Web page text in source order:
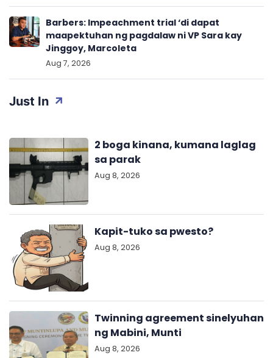
Just In
2 boga kinana, kumana laglag
sa parak
Aug 8, 2026
Kapit-tuko sa pwesto?
Aug 8, 2026
Twinning agreement sinelyuhan
ng Mabini, Munti
Aug 8, 2026
Barbers: Impeachment trial ‘di dapat
maapektuhan ng pagdalaw ni VP Sara kay
Jinggoy, Marcoleta
Aug 7, 2026